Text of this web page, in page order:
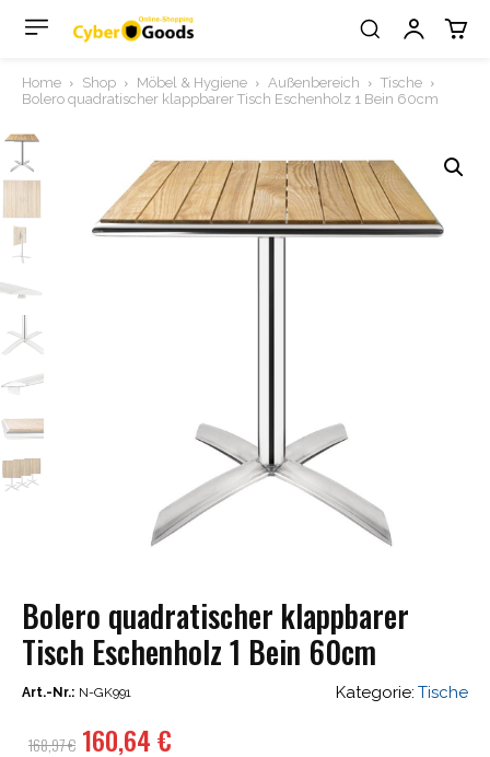
Home Shop Möbel & Hygiene Außenbereich
Tische
Bolero quadratischer klappbarer Tisch Eschenholz 1 Bein 60cm
Bolero quadratischer klappbarer
Tisch Eschenholz 1 Bein 60cm
Art.-Nr.: N-GK991 Kategorie: Tische
168,97€ Ursprünglicher
160,64€